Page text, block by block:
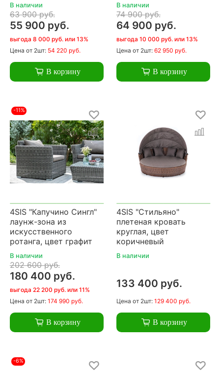
В наличии
63 900 руб.
55 900 руб.
выгода 8 000 руб. или 13%
Цена от 2шт: 54 220 руб.
В корзину
В наличии
74 900 руб.
64 900 руб.
выгода 10 000 руб. или 13%
Цена от 2шт: 62 950 руб.
В корзину
-11%
4SIS "Капучино Cингл"
лаунж-зона из
искусственного
ротанга, цвет графит
В наличии
202 600 руб.
180 400 руб.
выгода 22 200 руб. или 11%
Цена от 2шт: 174 990 руб.
В корзину
4SIS "Стильяно"
плетеная кровать
круглая, цвет
коричневый
В наличии
133 400 руб.
Цена от 2шт: 129 400 руб.
В корзину
-6%